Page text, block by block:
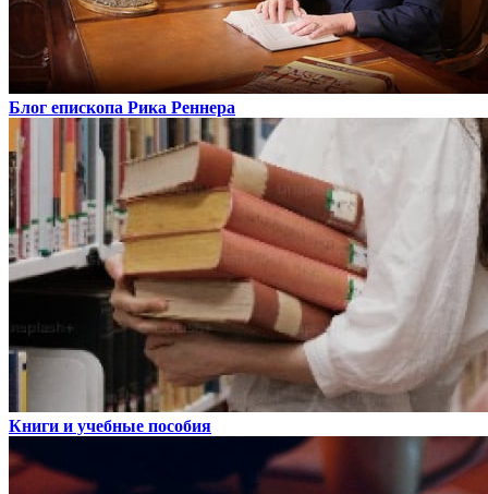
Блог епископа Рика Реннера
Книги и учебные пособия